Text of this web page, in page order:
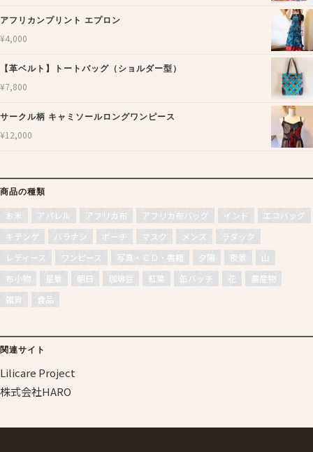
アフリカンプリント エプロン
¥4,000
【革ベルト】トートバッグ（ショルダー型）
¥7,800
サークル柄 キャミソールロングワンピース
¥12,000
商品の種類
お米 アパレル アフリカ布 アフリカ布バッグ インド
エコバッグ
キテンゲ
バラナシ ポーチ マスク メンズ
ラダック
レディース
ワンピース 写真・ＣＤ・書籍 夕陽 夜景
山
布小物
星景 朝日 珈琲豆 紅葉 缶バッチ 花
農産物
雑貨
食品
関連サイト
Lilicare Project
株式会社HARO